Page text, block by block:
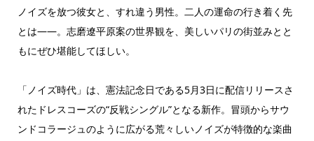
ノイズを放つ彼女と、すれ違う男性。二人の運命の行き着く先
とは――。志磨遼平原案の世界観を、美しいパリの街並みとと
もにぜひ堪能してほしい。
「ノイズ時代」は、憲法記念日である5月3日に配信リリースさ
れたドレスコーズの“反戦シングル”となる新作。冒頭からサウ
ンドコラージュのように広がる荒々しいノイズが特徴的な楽曲